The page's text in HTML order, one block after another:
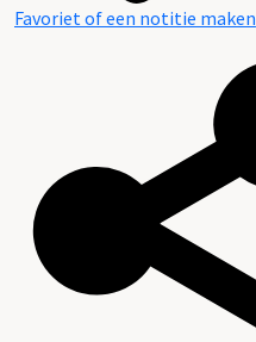
Favoriet of een notitie maken